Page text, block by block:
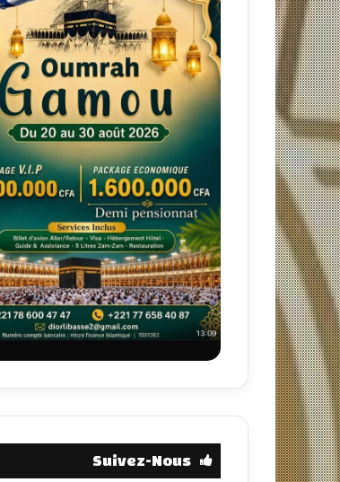
Suivez-Nous